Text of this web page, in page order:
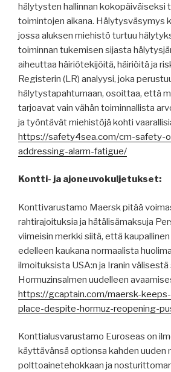
hälytysten hallinnan
toimintojen aikana. Hälytysväsymys
jossa aluksen miehistö turtuu
toiminnan tukemisen sijasta
aiheuttaa häiriötekijöitä, häiriöitä ja
Registerin (LR) analyysi, joka
hälytystapahtumaan, osoittaa, että
tarjoavat vain vähän toiminnallista
ja työntävät miehistöjä kohti
https://safety4sea.com/cm-safety-
addressing-alarm-fatigue/
Kontti- ja ajoneuvokuljetukset:
Konttivarustamo Maersk pitää
rahtirajoituksia ja hätälisämaksuja
viimeisin merkki siitä, että
edelleen kaukana normaalista
ilmoituksista USA:n ja Iranin
Hormuzinsalmen uudelleen
https://gcaptain.com/maersk-
place-despite-hormuz-reopening-
Konttialusvarustamo Euroseas on
käyttävänsä optionsa ​​kahden uuden
polttoainetehokkaan ja